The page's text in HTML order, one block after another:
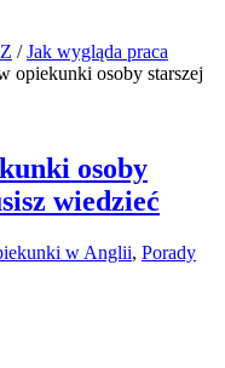
/ Jak wygląda praca
opiekunki osoby starszej
osoby
wiedzieć
w Anglii, Porady